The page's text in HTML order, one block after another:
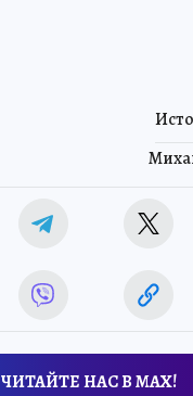
ЧИТАЙТЕ НАС В МАХ!